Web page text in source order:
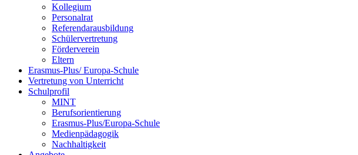
Kollegium
Personalrat
Referendarausbildung
Schülervertretung
Förderverein
Eltern
Erasmus-Plus/ Europa-Schule
Vertretung von Unterricht
Schulprofil
MINT
Berufsorientierung
Erasmus-Plus/Europa-Schule
Medienpädagogik
Nachhaltigkeit